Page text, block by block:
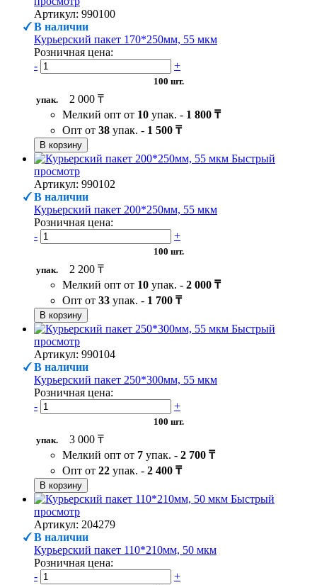
Артикул: 990100
В наличии
Курьерский пакет 170*250мм, 55 мкм
Розничная цена:
-
+
100 шт.
упак.
2 000 ₸
Мелкий опт от 10 упак. - 1 800 ₸
Опт от 38 упак. - 1 500 ₸
В корзину
Быстрый
просмотр
Артикул: 990102
В наличии
Курьерский пакет 200*250мм, 55 мкм
Розничная цена:
-
+
100 шт.
упак.
2 200 ₸
Мелкий опт от 10 упак. - 2 000 ₸
Опт от 33 упак. - 1 700 ₸
В корзину
Быстрый
просмотр
Артикул: 990104
В наличии
Курьерский пакет 250*300мм, 55 мкм
Розничная цена:
-
+
100 шт.
упак.
3 000 ₸
Мелкий опт от 7 упак. - 2 700 ₸
Опт от 22 упак. - 2 400 ₸
В корзину
Быстрый
просмотр
Артикул: 204279
В наличии
Курьерский пакет 110*210мм, 50 мкм
Розничная цена:
-
+